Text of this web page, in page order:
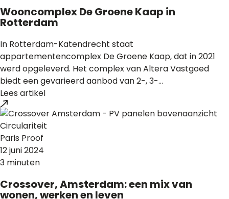
Wooncomplex De Groene Kaap in
Rotterdam
In Rotterdam-Katendrecht staat
appartementencomplex De Groene Kaap, dat in 2021
werd opgeleverd. Het complex van Altera Vastgoed
biedt een gevarieerd aanbod van 2-, 3-...
Lees artikel
Circulariteit
Paris Proof
12 juni 2024
3 minuten
Crossover, Amsterdam: een mix van
wonen, werken en leven